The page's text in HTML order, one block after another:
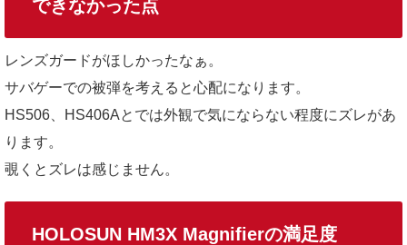
できなかった点
レンズガードがほしかったなぁ。
サバゲーでの被弾を考えると心配になります。
HS506、HS406Aとでは外観で気にならない程度にズレがあ
ります。
覗くとズレは感じません。
HOLOSUN HM3X Magnifierの満足度